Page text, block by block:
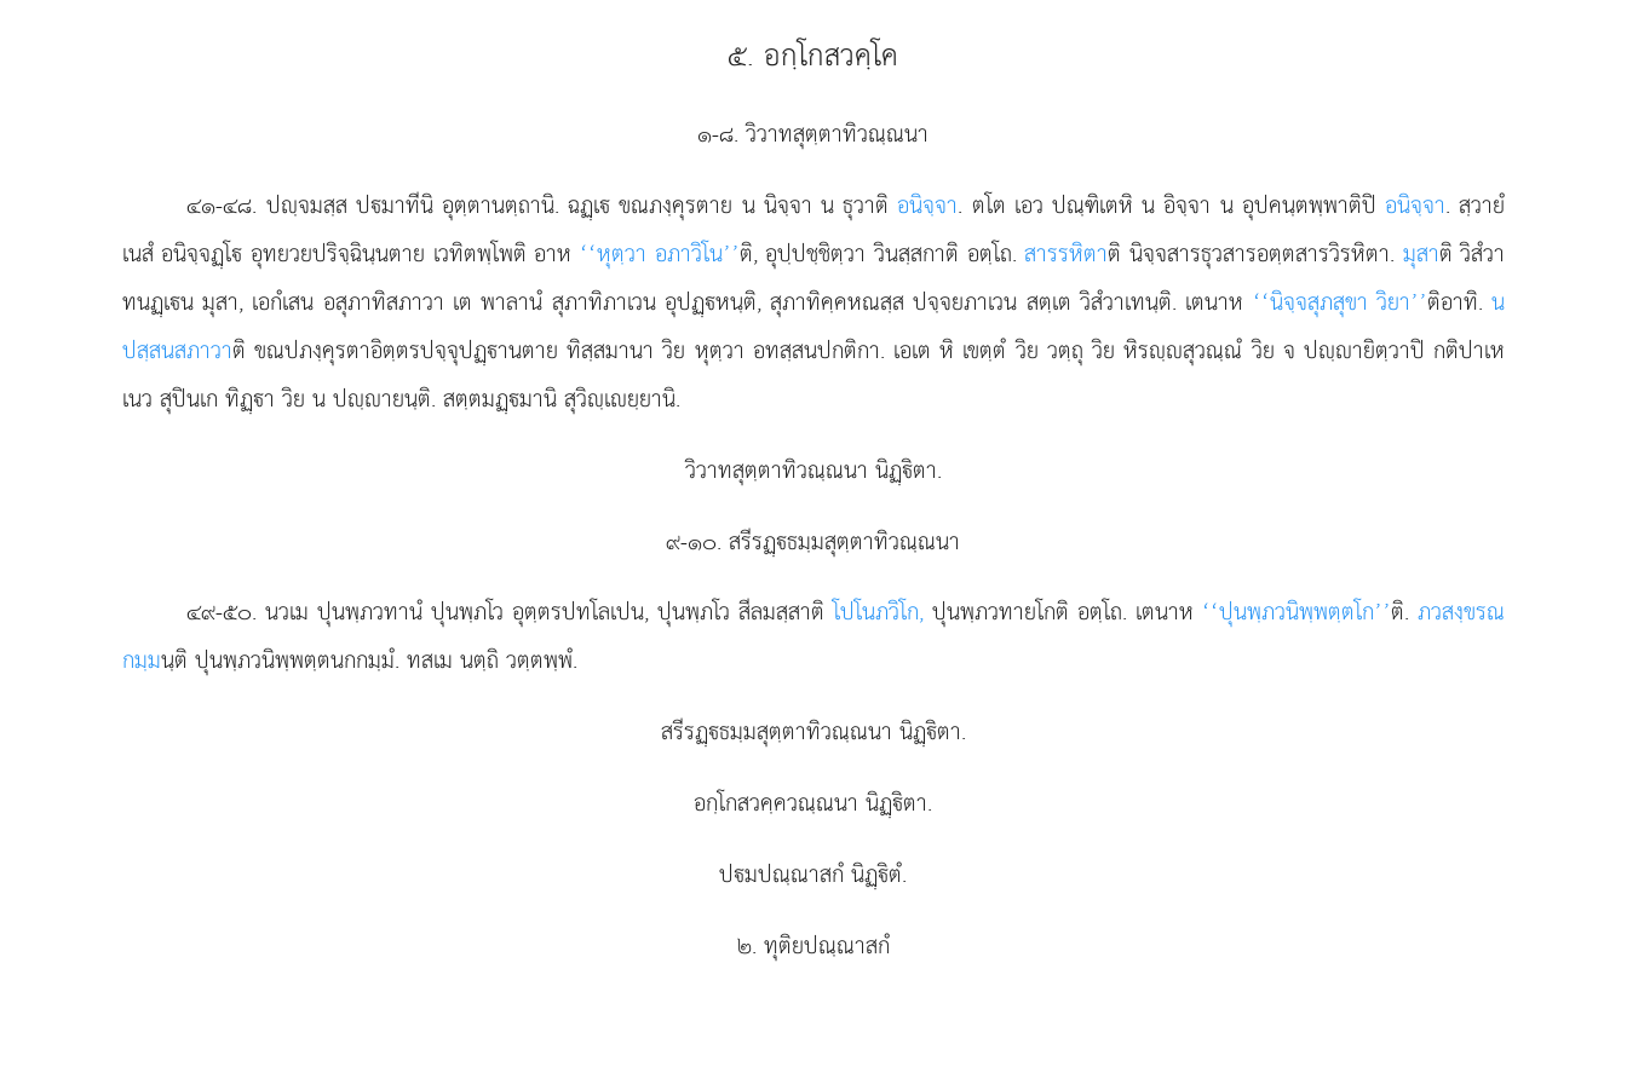
๕. อกฺโกสวคฺโค
๑-๘. วิวาทสุตฺตาทิวณฺณนา
๔๑-๔๘. ปฺจมสฺส ปมาทีนิ อุตฺตานตฺถานิ. ฉฏฺเ ขณภงฺคุรตาย น นิจฺจา น ธุวาติ อนิจฺจา. ตโต เอว ปณฺฑิเตหิ น อิจฺจา น อุปคนฺตพฺพาติปิ อนิจฺจา. สฺวายํ
เนสํ อนิจฺจฏฺโ อุทยวยปริจฺฉินฺนตาย เวทิตพฺโพติ อาห ‘‘หุตฺวา อภาวิโน’’ติ, อุปฺปชฺชิตฺวา วินสฺสกาติ อตฺโถ.สารรหิตาติ นิจฺจสารธุวสารอตฺตสารวิรหิตา. มุสาติ วิสํวา
ทนฏฺเน มุสา, เอกํเสน อสุภาทิสภาวา เต พาลานํ สุภาทิภาเวน อุปฏฺหนฺติ, สุภาทิคฺคหณสฺส ปจฺจยภาเวน สตฺเต วิสํวาเทนฺติ. เตนาห ‘‘นิจฺจสุภสุขา วิยา’’ติอาทิ.น
ปสฺสนสภาวาติ ขณปภงฺคุรตาอิตฺตรปจฺจุปฏฺานตาย ทิสฺสมานา วิย หุตฺวา อทสฺสนปกติกา. เอเต หิ เขตฺตํ วิย วตฺถุ วิย หิรฺสุวณฺณํ วิย จ ปฺายิตฺวาปิ กติปาเห
เนว สุปินเก ทิฏฺา วิย น ปฺายนฺติ. สตฺตมฏฺมานิ สุวิฺเยฺยานิ.
วิวาทสุตฺตาทิวณฺณนา นิฏฺิตา.
๙-๑๐. สรีรฏฺธมฺมสุตฺตาทิวณฺณนา
๔๙-๕๐. นวเมปุนพฺภวทานํ ปุนพฺภโว อุตฺตรปทโลเปน, ปุนพฺภโว สีลมสฺสาติโปโนภวิโก, ปุนพฺภวทายโกติ อตฺโถ. เตนาห ‘‘ปุนพฺภวนิพฺพตฺตโก’’ติ.ภวสงฺขรณ
กมฺมนฺติ ปุนพฺภวนิพฺพตฺตนกกมฺมํ. ทสเม นตฺถิ วตฺตพฺพํ.
สรีรฏฺธมฺมสุตฺตาทิวณฺณนา นิฏฺิตา.
อกฺโกสวคฺควณฺณนา นิฏฺิตา.
ปมปณฺณาสกํ นิฏฺิตํ.
๒. ทุติยปณฺณาสกํ